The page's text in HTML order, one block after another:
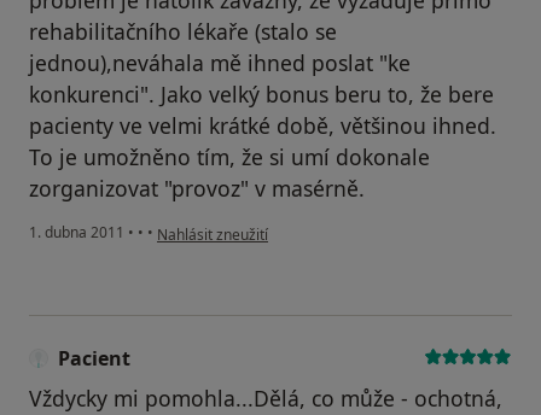
rehabilitačního lékaře (stalo se
jednou),neváhala mě ihned poslat "ke
konkurenci". Jako velký bonus beru to, že bere
pacienty ve velmi krátké době, většinou ihned.
To je umožněno tím, že si umí dokonale
zorganizovat "provoz" v masérně.
1. dubna 2011 • • • podle názoru uživatele Pacient
Nahlásit zneužití
Pacient
Vždycky mi pomohla...Dělá, co může - ochotná,